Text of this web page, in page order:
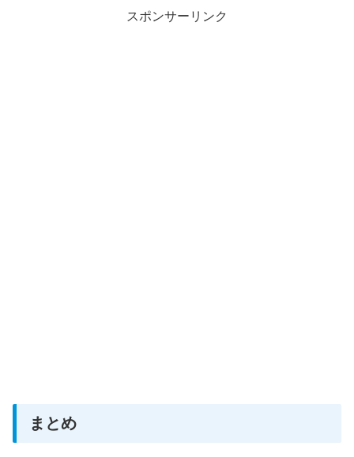
スポンサーリンク
まとめ